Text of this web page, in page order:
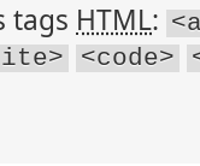
tags HTML:
<code>